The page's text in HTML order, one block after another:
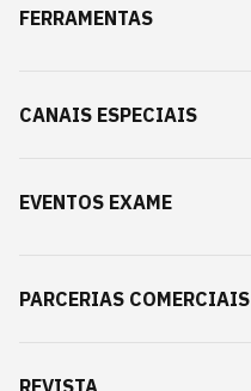
FERRAMENTAS
CANAIS ESPECIAIS
EVENTOS EXAME
PARCERIAS COMERCIAIS
REVISTA